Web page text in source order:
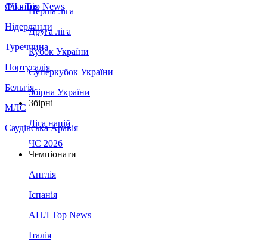
Франція
Нідерланди
Туреччина
Португалія
Бельгія
МЛС
Саудівська Аравія
ЛЧ - Top News
Перша ліга
Друга ліга
Кубок України
Суперкубок України
Збірна України
Збірні
Ліга націй
ЧС 2026
Чемпіонати
Англія
Іспанія
АПЛ Top News
Італія